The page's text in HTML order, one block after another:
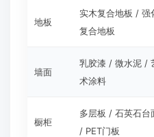
地板
实木复合地板 / 强
复合地板
墙面
乳胶漆 / 微水泥 /
术涂料
橱柜
多层板 / 石英石台
/ PET门板